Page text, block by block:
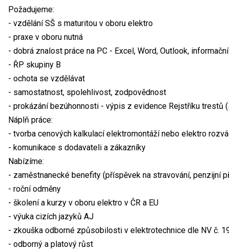
Požadujeme:
- vzdělání SŠ s maturitou v oboru elektro
- praxe v oboru nutná
- dobrá znalost práce na PC - Excel, Word, Outlook,
- ŘP skupiny B
- ochota se vzdělávat
- samostatnost, spolehlivost, zodpovědnost
- prokázání bezúhonnosti - výpis z evidence Rejstříku trestů
Náplň práce:
- tvorba cenových kalkulací elektromontáží nebo elektro
- komunikace s dodavateli a zákazníky
Nabízíme:
- zaměstnanecké benefity (příspěvek na stravování, penzijní
- roční odměny
- školení a kurzy v oboru elektro v ČR a EU
- výuka cizích jazyků AJ
- zkouška odborné způsobilosti v elektrotechnice dle NV č.
- odborný a platový růst